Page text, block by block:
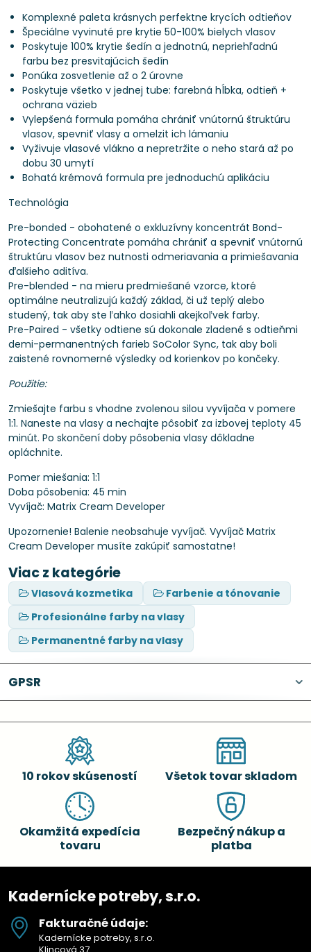
Komplexné paleta krásnych perfektne krycích odtieňov
Špeciálne vyvinuté pre krytie 50-100% bielych vlasov
Poskytuje 100% krytie šedín a jednotnú, nepriehľadnú
farbu bez presvitajúcich šedín
Ponúka zosvetlenie až o 2 úrovne
Poskytuje všetko v jednej tube: farebná hĺbka, odtieň +
ochrana väzieb
Vylepšená formula pomáha chrániť vnútornú štruktúru
vlasov, spevniť vlasy a omelzit ich lámaniu
Vyživuje vlasové vlákno a nepretržite o neho stará až po
dobu 30 umytí
Bohatá krémová formula pre jednoduchú aplikáciu
Technológia
Pre-bonded - obohatené o exkluzívny koncentrát Bond-
Protecting Concentrate pomáha chrániť a spevniť vnútornú
štruktúru vlasov bez nutnosti odmeriavania a primiešavania
ďalšieho aditíva.
Pre-blended - na mieru predmiešané vzorce, ktoré
optimálne neutralizujú každý základ, či už teplý alebo
studený, tak aby ste ľahko dosiahli akejkoľvek farby.
Pre-Paired - všetky odtiene sú dokonale zladené s odtieňmi
demi-permanentných farieb SoColor Sync, tak aby boli
zaistené rovnomerné výsledky od korienkov po končeky.
Použitie:
Zmiešajte farbu s vhodne zvolenou silou vyvíjača v pomere
1:1. Naneste na vlasy a nechajte pôsobiť za izbovej teploty 45
minút. Po skončení doby pôsobenia vlasy dôkladne
opláchnite.
Pomer miešania: 1:1
Doba pôsobenia: 45 min
Vyvíjač: Matrix Cream Developer
Upozornenie! Balenie neobsahuje vyvíjač. Vyvíjač Matrix
Cream Developer musíte zakúpiť samostatne!
Viac z kategórie
Vlasová kozmetika
Farbenie a tónovanie
Profesionálne farby na vlasy
Permanentné farby na vlasy
GPSR
10 rokov skúseností Všetok tovar skladom
Okamžitá expedícia
tovaru
Bezpečný nákup a
platba
Kadernícke potreby, s.r.o.
Fakturačné údaje:
Kadernícke potreby, s.r.o.